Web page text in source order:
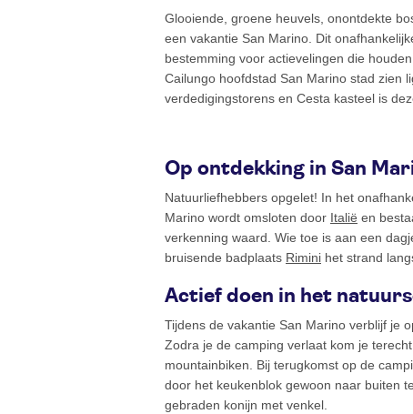
Glooiende, groene heuvels, onontdekte
een vakantie San Marino. Dit
bestemming voor actievelingen die
Cailungo hoofdstad San Marino stad zien
verdedigingstorens en Cesta kasteel is
Op ontdekking in San
Natuurliefhebbers opgelet! In het
Marino wordt omsloten door Italië en
verkenning waard. Wie toe is aan een
bruisende badplaats Rimini het strand
Actief doen in het
Tijdens de vakantie San Marino verblijf je
Zodra je de camping verlaat kom je
mountainbiken. Bij terugkomst op de
door het keukenblok gewoon naar buiten
gebraden konijn met venkel.